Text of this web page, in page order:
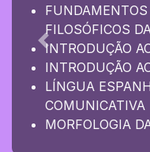
Anterior
FUNDAMENTOS
FILOSÓFICOS
INTRODUÇÃO
INTRODUÇÃO
LÍNGUA
COMUNICATIVA
MORFOLOGIA